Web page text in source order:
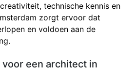
technische kennis en
zorgt ervoor dat
en voldoen aan de
een architect in